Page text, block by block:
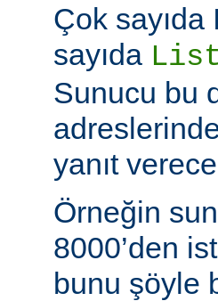
Çok
sayıda
Sunucu bu
yanıt
Örneğin
8000’den
bunu şöyle